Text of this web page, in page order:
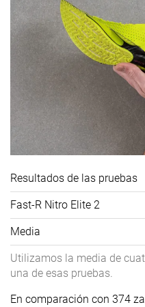
Resultados de las pruebas
Fast-R Nitro Elite 2
Media
Utilizamos la media de
una de esas pruebas.
En comparación con 374